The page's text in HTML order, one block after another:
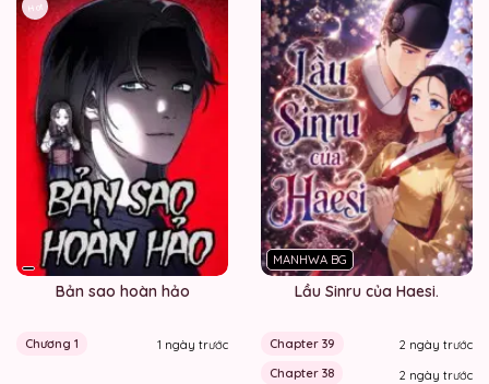
Hot
Bản sao hoàn hảo
Chương 1 1 ngày trước
MANHWA BG
Lầu Sinru của Haesi.
Chapter 39
2 ngày trước
Chapter 38
2 ngày trước